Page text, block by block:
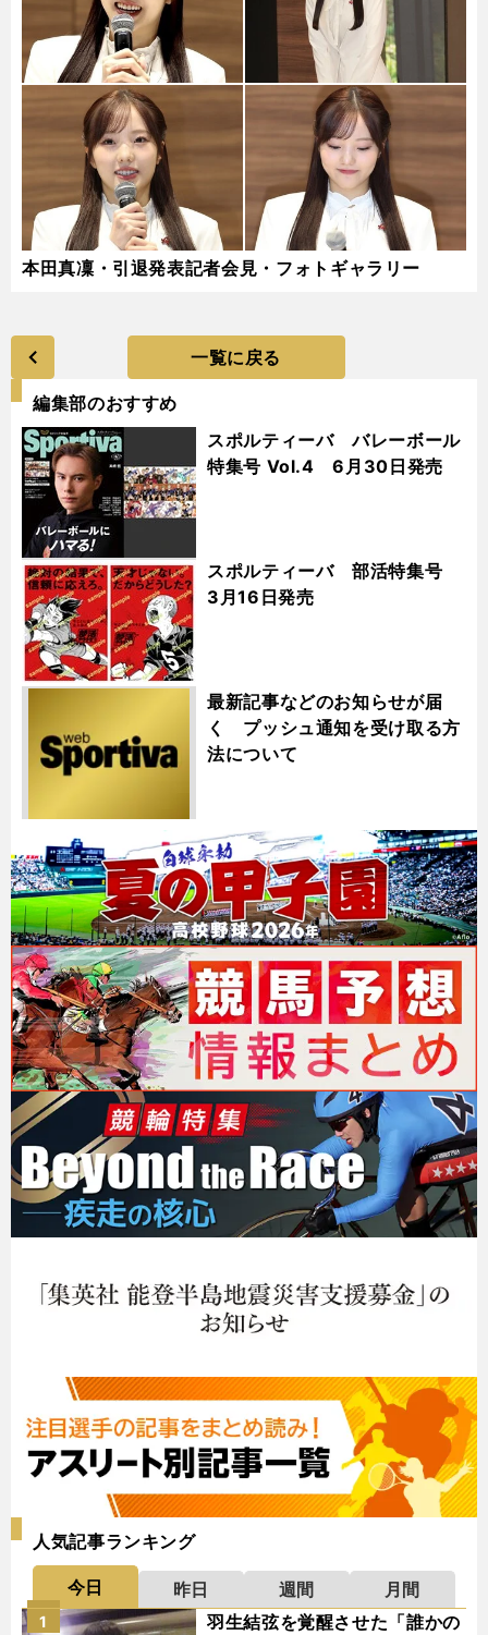
本田真凜・引退発表記者会見・フォトギャラリー
一覧に戻る
編集部のおすすめ
スポルティーバ バレーボール
特集号 Vol.4 6月30日発売
スポルティーバ 部活特集号
3月16日発売
最新記事などのお知らせが届
く プッシュ通知を受け取る方
法について
人気記事ランキング
今日 昨日 週間
月間
羽生結弦を覚醒させた「誰かの
1